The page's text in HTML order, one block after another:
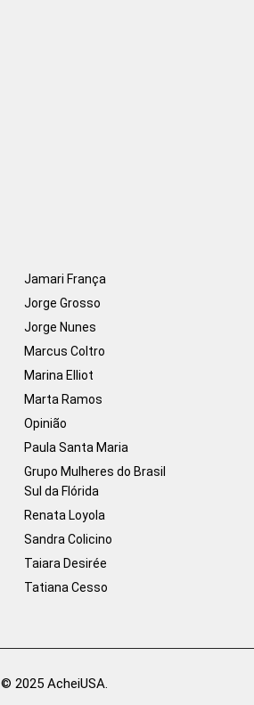
Jamari França
Jorge Grosso
Jorge Nunes
Marcus Coltro
Marina Elliot
Marta Ramos
Opinião
Paula Santa Maria
Grupo Mulheres do Brasil
Sul da Flórida
Renata Loyola
Sandra Colicino
Taiara Desirée
Tatiana Cesso
© 2025 AcheiUSA.